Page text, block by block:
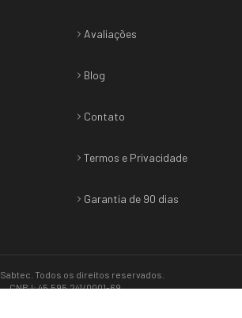
Avaliações
Blog
Contato
Termos e Privacidade
Garantia de 90 dias
Sabtec . Todos os direitos reservados.
CNPJ: 45.595.241/0001-69